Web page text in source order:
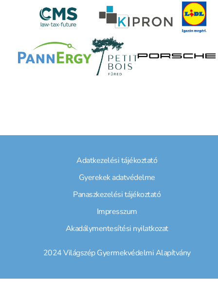
2024 Világszép Gyermekvédelmi Alapítvány
Adatkezelési tájékoztató
Gyerekek adatvédelme
Panaszkezelési tájékoztató
Impresszum
Akadálymentesítési nyilatkozat